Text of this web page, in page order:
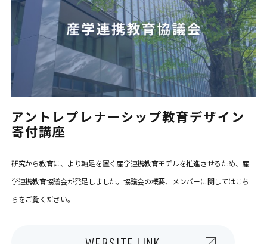
アントレプレナーシップ教育デザイン
寄付講座
研究から教育に、より軸足を置く産学連携教育モデルを推進させるため、産
学連携教育協議会が発足しました。協議会の概要、メンバーに関してはこち
らをご覧ください。